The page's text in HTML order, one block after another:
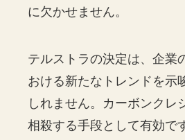
に欠かせません。
テルストラの決定は、企業
おける新たなトレンドを示
しれません。カーボンクレ
相殺する手段として有効で